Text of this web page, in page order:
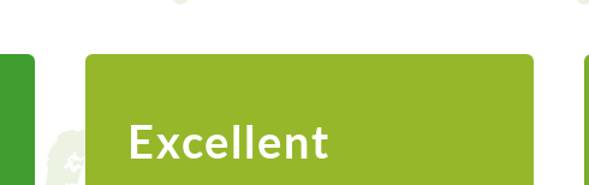
Excellent